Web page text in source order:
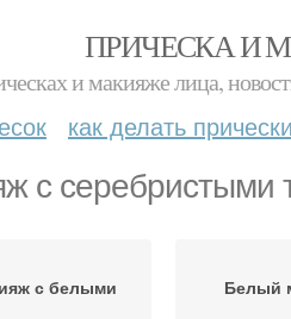
ПРИЧЕСКА И
и макияже лица,
как делать
с серебристыми
с белыми Белый